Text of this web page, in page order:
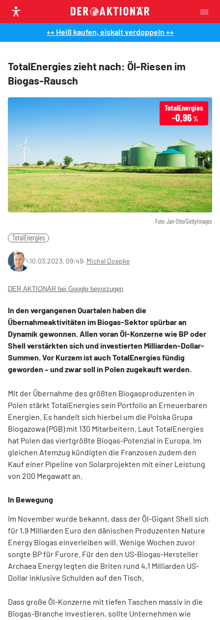
++ Heiß kaufen, eiskalt verdoppeln ++
TotalEnergies zieht nach: Öl-Riesen im
Biogas-Rausch
Foto: Jan-Otto/GettyImages
TotalEnergies
-0,96 %
TotalEnergies
10.03.2023, 09:49‧ Michel Doepke
DER AKTIONÄR bei Google bevorzugen
In den vergangenen Quartalen haben die
Übernahmeaktivitäten im Biogas-Sektor spürbar an
Dynamik gewonnen. Allen voran Öl-Konzerne wie BP oder
Shell verstärkten sich und investierten Milliarden-Dollar-
Summen. Vor Kurzem ist auch TotalEnergies fündig
geworden – und zwar soll in Polen zugekauft werden.
Mit der Übernahme des größten Biogasproduzenten in
Polen stärkt TotalEnergies sein Portfolio an Erneuerbaren
Energien. Es handelt sich hierbei um die Polska Grupa
Biogazowa (PGB) mit 130 Mitarbeitern. Laut TotalEnergies
hat Polen das viertgrößte Biogas-Potenzial in Europa. Im
gleichen Atemzug kündigten die Franzosen zudem den
Kauf einer Pipeline von Solarprojekten mit einer Leistung
von 200 Megawatt an.
In Bewegung
Im November wurde bekannt, dass der Öl-Gigant Shell sich
für 1,9 Milliarden Euro den dänischen Produzenten Nature
Energy Biogas einverleiben will. Wenige Wochen zuvor
sorgte BP für Furore. Für den den US-Biogas-Hersteller
Archaea Energy legten die Briten rund 4,1 Milliarden US-
Dollar inklusive Schulden auf den Tisch.
Dass große Öl-Konzerne mit tiefen Taschen massiv in die
Biogas-Branche investieren, sollte Unternehmen wie